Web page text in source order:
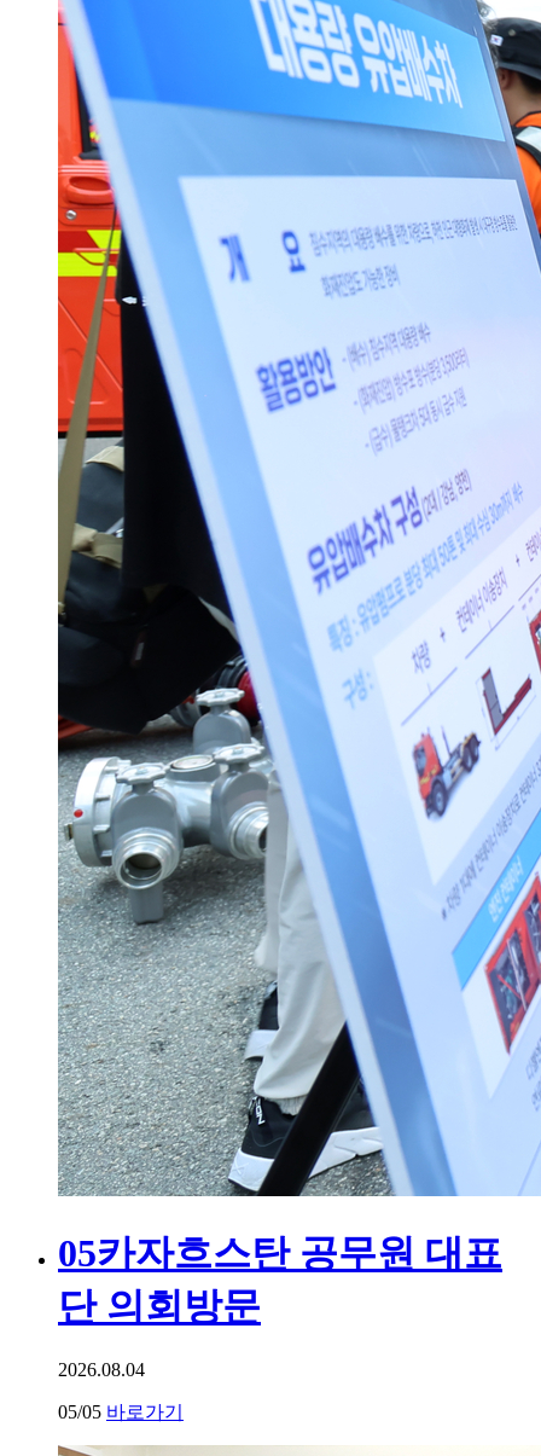
05카자흐스탄 공무원 대표
단 의회방문
2026.08.04
05/05 바로가기